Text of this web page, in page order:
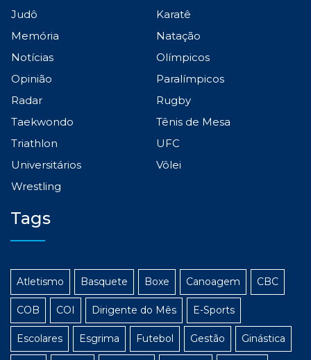
Judô
Karatê
Memória
Natação
Notícias
Olímpicos
Opinião
Paralímpicos
Radar
Rugby
Taekwondo
Tênis de Mesa
Triathlon
UFC
Universitários
Vôlei
Wrestling
Tags
Atletismo Basquete Boxe Canoagem CBC
COB COI Dirigente do Mês E-Sports
Escolares Esgrima Futebol Gestão Ginástica